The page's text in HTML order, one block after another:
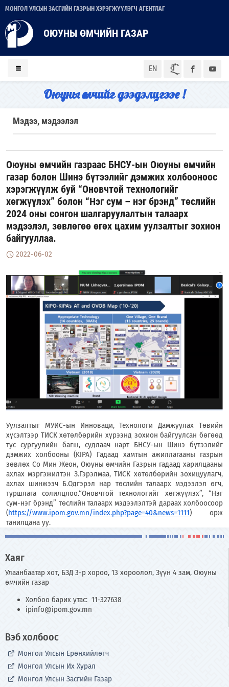
МОНГОЛ УЛСЫН ЗАСГИЙН ГАЗРЫН ХЭРЭГЖҮҮЛЭГЧ АГЕНТЛАГ
ОЮУНЫ ӨМЧИЙН ГАЗАР
EN ᠮᠣᠨ
Оюуны өмчийг дээдэлцгээе !
Мэдээ, мэдээлэл
Оюуны өмчийн газраас БНСУ-ын Оюуны өмчийн
газар болон Шинэ бүтээлийг дэмжих холбооноос
хэрэгжүүлж буй “Оновчтой технологийг
хөгжүүлэх” болон “Нэг сум – нэг брэнд” төслийн
2024 оны сонгон шалгаруулалтын талаарх
мэдээлэл, зөвлөгөө өгөх цахим уулзалтыг зохион
байгууллаа.
2022-06-02
Уулзалтыг МУИС-ын Инноваци, Технологи Дамжуулах Төвийн
хүсэлтээр ТИСК хөтөлбөрийн хүрээнд зохион байгуулсан бөгөөд
тус сургуулийн багш, судлаач нарт БНСУ-ын Шинэ бүтээлийг
дэмжих холбооны (KIPA) Гадаад хамтын ажиллагааны газрын
зөвлөх Со Мин Жеон, Оюуны өмчийн Газрын гадаад харилцааны
ахлах мэргэжилтэн З.Гэрэлмаа, ТИСК хөтөлбөрийн зохицуулагч,
ахлах шинжээч Б.Одгэрэл нар төслийн талаарх мэдээлэл өгч,
туршлага солилцлоо.“Оновчтой технологийг хөгжүүлэх”, “Нэг
сум-нэг брэнд” төслийн талаарх мэдээлэлтэй дараах холбоосоор
(https://www.ipom.gov.mn/index.php?page=40&news=1111) орж
танилцана уу.
Хаяг
Улаанбаатар хот, БЗД 3-р хороо, 13 хороолол, Зүүн 4 зам, Оюуны
өмчийн газар
Холбоо барих утас: 11-327638
ipinfo@ipom.gov.mn
Вэб холбоос
Монгол Улсын Ерөнхийлөгч
Монгол Улсын Их Хурал
Монгол Улсын Засгийн Газар